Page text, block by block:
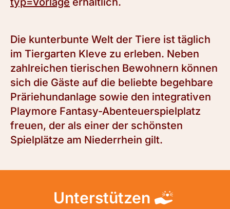
Die kunterbunte Welt der Tiere ist täglich
im Tiergarten Kleve zu erleben. Neben
zahlreichen tierischen Bewohnern können
sich die Gäste auf die beliebte begehbare
Präriehundanlage sowie den integrativen
Playmore Fantasy-Abenteuerspielplatz
freuen, der als einer der schönsten
Spielplätze am Niederrhein gilt.
Unterstützen